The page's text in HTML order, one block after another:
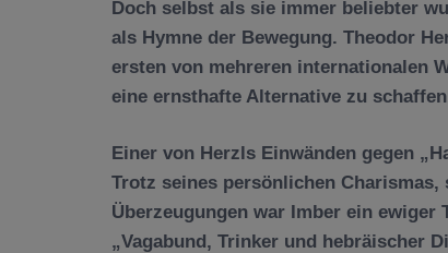
Doch selbst als sie immer beliebter
als Hymne der Bewegung. Theodor
ersten von mehreren internationalen
eine ernsthafte Alternative zu
Einer von Herzls Einwänden gegen
Trotz seines persönlichen
Überzeugungen war Imber ein ewiger
„Vagabund, Trinker und hebräischer